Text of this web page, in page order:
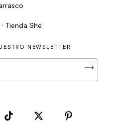
Tienda She
NEWSLETTER